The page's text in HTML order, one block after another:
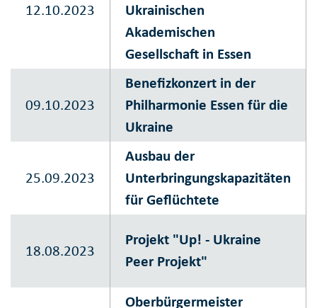
12.10.2023
Ukrainischen
Akademischen
Gesellschaft in Essen
09.10.2023
Benefizkonzert in der
Philharmonie Essen für die
Ukraine
25.09.2023
Ausbau der
Unterbringungskapazitäten
für Geflüchtete
18.08.2023
Projekt "Up! - Ukraine
Peer Projekt"
Oberbürgermeister